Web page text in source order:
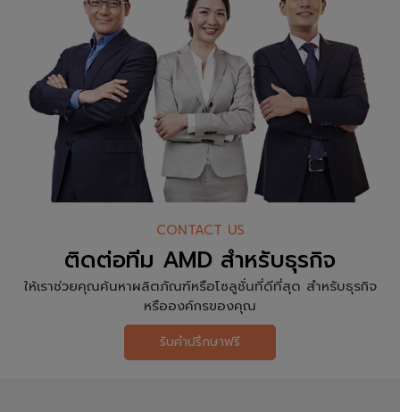
CONTACT US
ติดต่อทีม AMD สำหรับธุรกิจ
ให้เราช่วยคุณค้นหาผลิตภัณฑ์หรือโซลูชั่นที่ดีที่สุด สำหรับธุรกิจ
หรือองค์กรของคุณ
รับคำปรึกษาฟรี